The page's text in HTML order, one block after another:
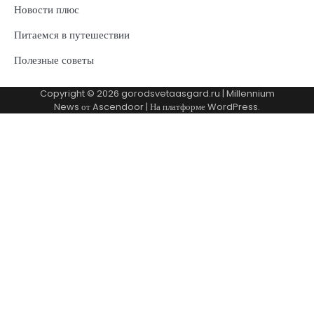
Новости плюс
Питаемся в путешествии
Полезные советы
Copyright © 2026 gorodsvetaasgard.ru | Millennium
News отAscendoor| На платформеWordPress.